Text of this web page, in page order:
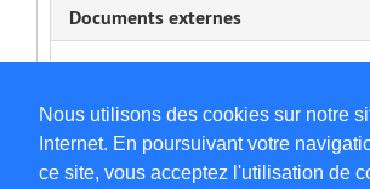
Nous utilisons des cookies sur notre
Internet. En poursuivant votre
ce site, vous acceptez l'utilisation de
Documents externes
Reginald Wingate
Q2002684